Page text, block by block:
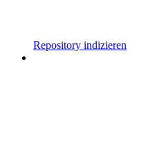
Repository indizieren